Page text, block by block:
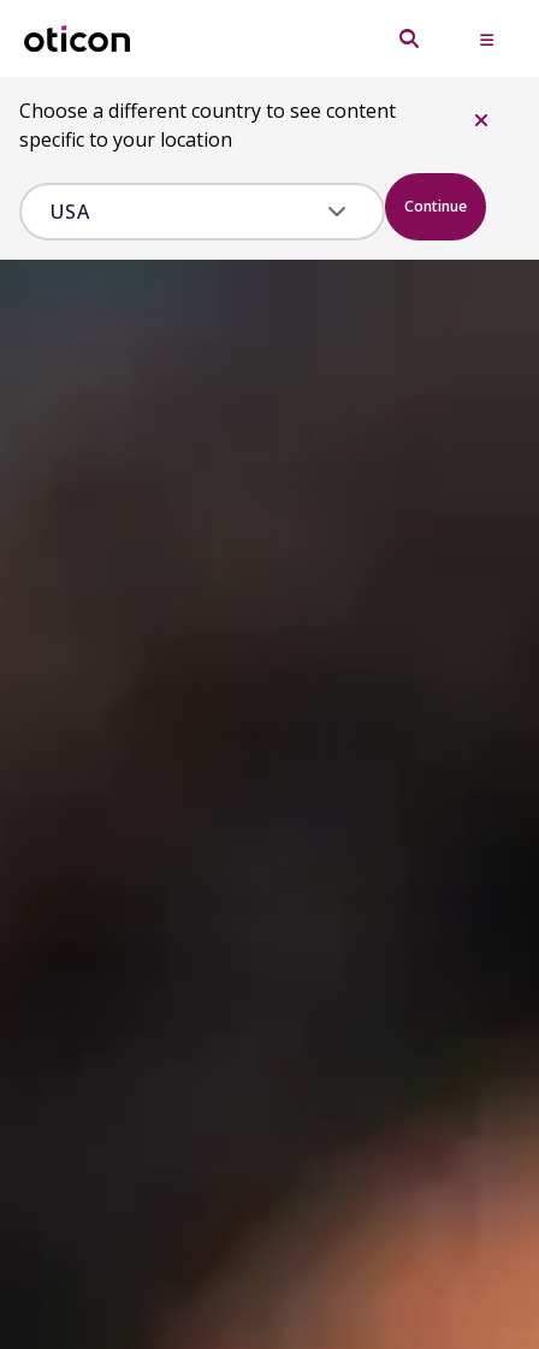
Choose a different country to see content
specific to your location
Continue